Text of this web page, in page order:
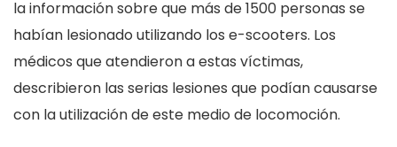
la información sobre que más de 1500 personas se
habían lesionado utilizando los e-scooters. Los
médicos que atendieron a estas víctimas,
describieron las serias lesiones que podían causarse
con la utilización de este medio de locomoción.